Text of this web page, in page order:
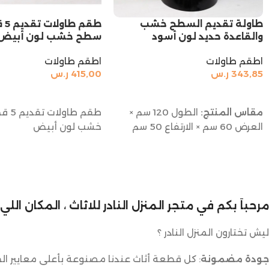
طاولة تقديم السطح خشب
والقاعدة حديد لون أسود
اطقم طاولات
343,85 ر.س
مقاس المنتج:
الطول 120 سم ×
العرض 60 سم × الارتفاع 50 سم
سطح خشب لون
اطقم طاولات
415,00 ر.س
خشب لون أبيض
مرحباً بكم في متجر المنزل النادر للاثاث ،
ليش تختارون المنزل النادر ؟
جودة مضمونة: كل قطعة أثاث عندنا مصنوعة بأعلى معايير